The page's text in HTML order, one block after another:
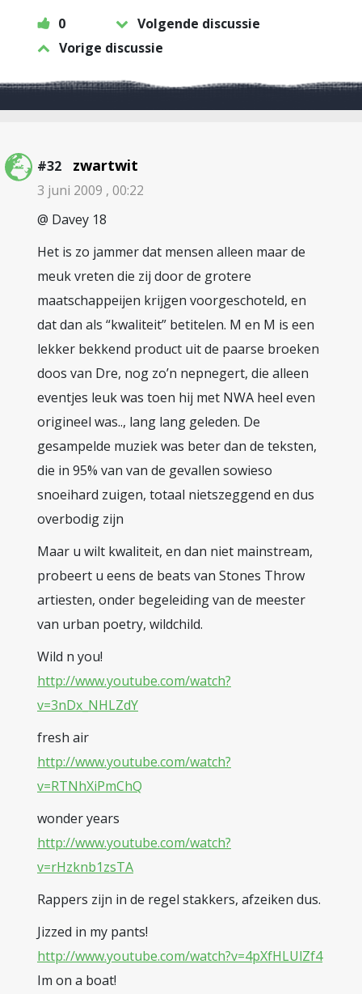
0
Volgende discussie
Vorige discussie
#32 zwartwit
3 juni 2009 , 00:22
@ Davey 18
Het is zo jammer dat mensen alleen maar de
meuk vreten die zij door de grotere
maatschappeijen krijgen voorgeschoteld, en
dat dan als “kwaliteit” betitelen. M en M is een
lekker bekkend product uit de paarse broeken
doos van Dre, nog zo’n nepnegert, die alleen
eventjes leuk was toen hij met NWA heel even
origineel was.., lang lang geleden. De
gesampelde muziek was beter dan de teksten,
die in 95% van van de gevallen sowieso
snoeihard zuigen, totaal nietszeggend en dus
overbodig zijn
Maar u wilt kwaliteit, en dan niet mainstream,
probeert u eens de beats van Stones Throw
artiesten, onder begeleiding van de meester
van urban poetry, wildchild.
Wild n you!
http://www.youtube.com/watch?
v=3nDx_NHLZdY
fresh air
http://www.youtube.com/watch?
v=RTNhXiPmChQ
wonder years
http://www.youtube.com/watch?
v=rHzknb1zsTA
Rappers zijn in de regel stakkers, afzeiken dus.
Jizzed in my pants!
http://www.youtube.com/watch?v=4pXfHLUlZf4
Im on a boat!